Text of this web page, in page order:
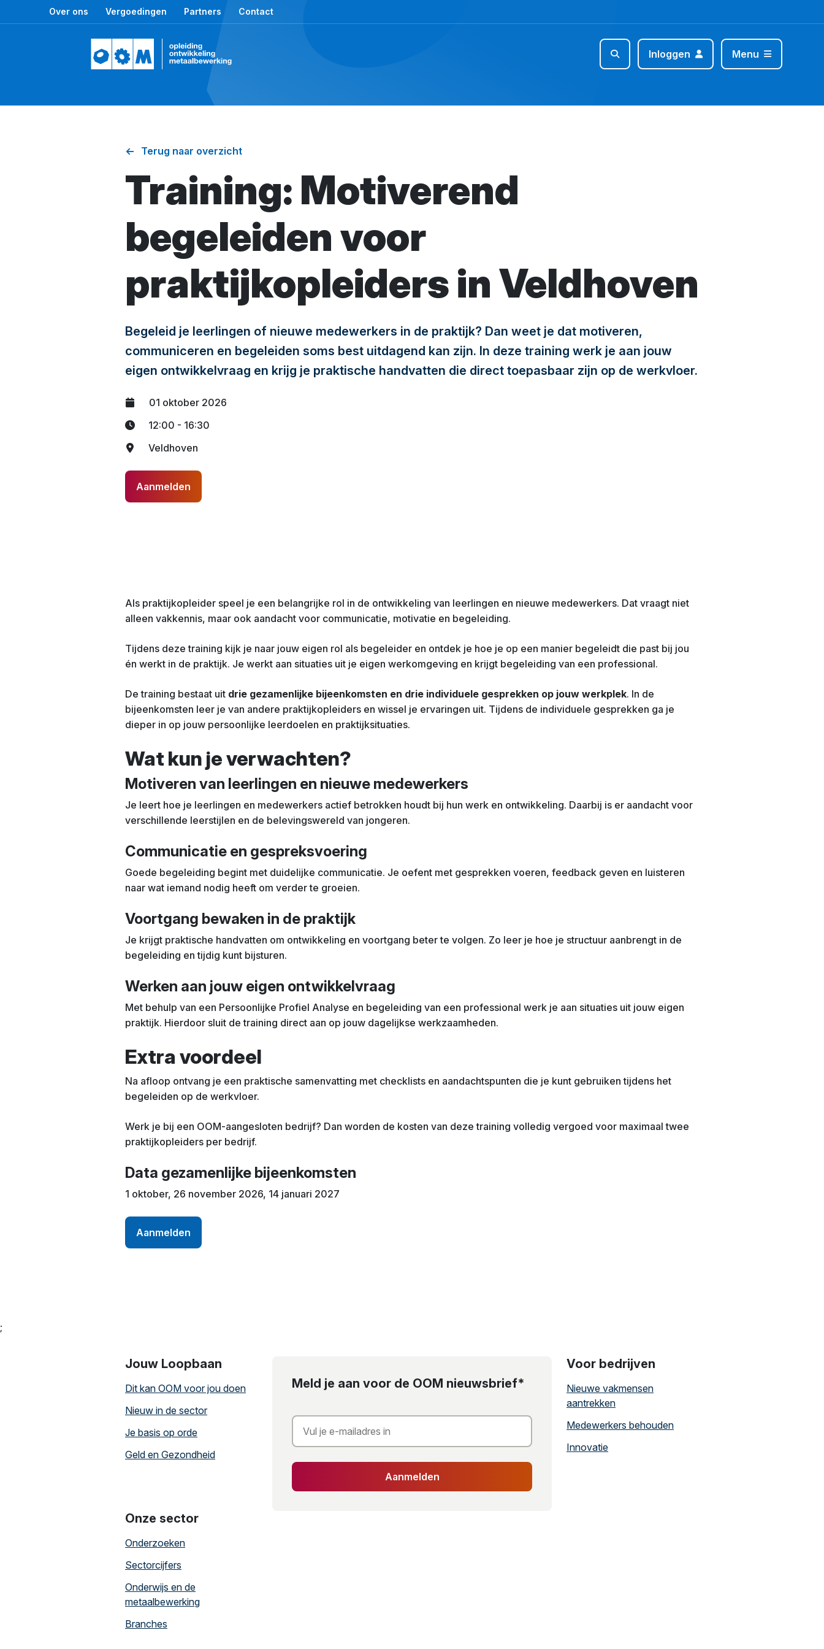
Over ons Vergoedingen Partners Contact
Inloggen Menu
Terug naar overzicht
Training: Motiverend
begeleiden voor
praktijkopleiders in Veldhoven
Begeleid je leerlingen of nieuwe medewerkers in de praktijk? Dan weet je dat motiveren,
communiceren en begeleiden soms best uitdagend kan zijn. In deze training werk je aan jouw
eigen ontwikkelvraag en krijg je praktische handvatten die direct toepasbaar zijn op de werkvloer.
01 oktober 2026
12:00 - 16:30
Veldhoven
Aanmelden
Als praktijkopleider speel je een belangrijke rol in de ontwikkeling van leerlingen en nieuwe medewerkers. Dat vraagt niet
alleen vakkennis, maar ook aandacht voor communicatie, motivatie en begeleiding.
Tijdens deze training kijk je naar jouw eigen rol als begeleider en ontdek je hoe je op een manier begeleidt die past bij jou
én werkt in de praktijk. Je werkt aan situaties uit je eigen werkomgeving en krijgt begeleiding van een professional.
De training bestaat uit drie gezamenlijke bijeenkomsten en drie individuele gesprekken op jouw werkplek. In de
bijeenkomsten leer je van andere praktijkopleiders en wissel je ervaringen uit. Tijdens de individuele gesprekken ga je
dieper in op jouw persoonlijke leerdoelen en praktijksituaties.
Wat kun je verwachten?
Motiveren van leerlingen en nieuwe medewerkers
Je leert hoe je leerlingen en medewerkers actief betrokken houdt bij hun werk en ontwikkeling. Daarbij is er aandacht voor
verschillende leerstijlen en de belevingswereld van jongeren.
Communicatie en gespreksvoering
Goede begeleiding begint met duidelijke communicatie. Je oefent met gesprekken voeren, feedback geven en luisteren
naar wat iemand nodig heeft om verder te groeien.
Voortgang bewaken in de praktijk
Je krijgt praktische handvatten om ontwikkeling en voortgang beter te volgen. Zo leer je hoe je structuur aanbrengt in de
begeleiding en tijdig kunt bijsturen.
Werken aan jouw eigen ontwikkelvraag
Met behulp van een Persoonlijke Profiel Analyse en begeleiding van een professional werk je aan situaties uit jouw eigen
praktijk. Hierdoor sluit de training direct aan op jouw dagelijkse werkzaamheden.
Extra voordeel
Na afloop ontvang je een praktische samenvatting met checklists en aandachtspunten die je kunt gebruiken tijdens het
begeleiden op de werkvloer.
Werk je bij een OOM-aangesloten bedrijf? Dan worden de kosten van deze training volledig vergoed voor maximaal twee
praktijkopleiders per bedrijf.
Data gezamenlijke bijeenkomsten
1 oktober, 26 november 2026, 14 januari 2027
Aanmelden
;
Jouw Loopbaan
Dit kan OOM voor jou doen
Nieuw in de sector
Je basis op orde
Geld en Gezondheid
Voor bedrijven
Nieuwe vakmensen
aantrekken
Medewerkers behouden
Innovatie
Onze sector
Onderzoeken
Sectorcijfers
Onderwijs en de
metaalbewerking
Branches
Meld je aan voor de OOM nieuwsbrief*
Aanmelden